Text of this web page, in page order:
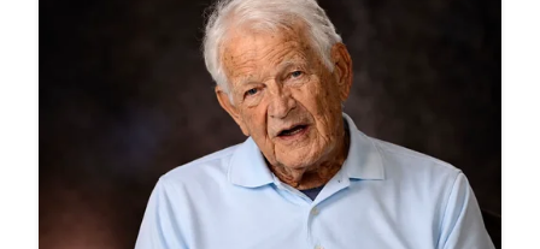
S.O: Windows Vista/7/8.1/10/11 (x64 bits)